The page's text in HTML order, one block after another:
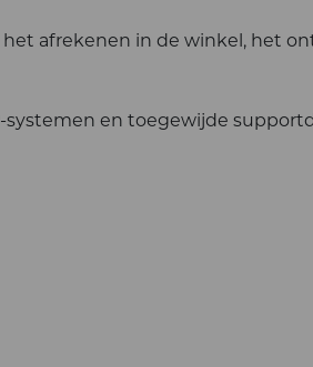
afrekenen in de winkel, het
systemen en toegewijde